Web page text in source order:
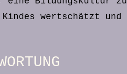
wertschätzt und